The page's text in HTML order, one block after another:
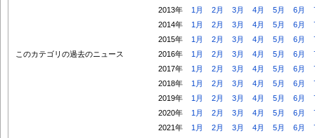
このカテゴリの過去のニュース
2013年 1月 2月 3月 4月 5月 6月
2014年
1月 2月 3月 4月 5月 6月
2015年
1月 2月 3月 4月 5月 6月
2016年
1月 2月 3月 4月 5月 6月
2017年
1月 2月 3月 4月 5月 6月
2018年
1月 2月 3月 4月 5月 6月
2019年
1月 2月 3月 4月 5月 6月
2020年
1月 2月 3月 4月 5月 6月
2021年
1月 2月 3月 4月 5月 6月